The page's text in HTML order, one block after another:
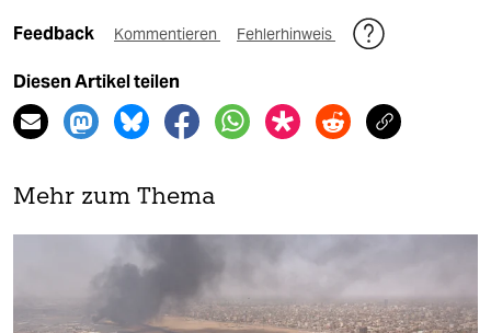
Feedback Kommentieren Fehlerhinweis
Diesen Artikel teilen
Mehr zum Thema